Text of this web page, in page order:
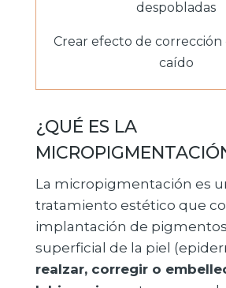
despobladas
Crear efecto de corrección
caído
¿QUÉ ES LA
La micropigmentación es
tratamiento estético que
implantación de
superficial de la piel
realzar, corregir o